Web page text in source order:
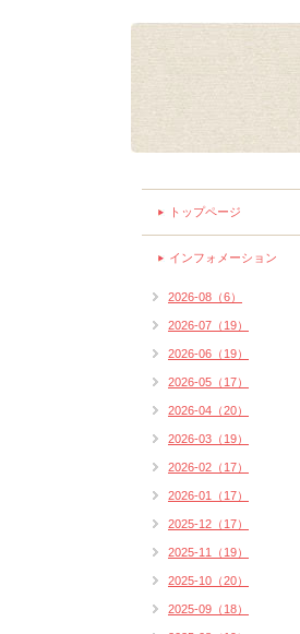
トップページ
インフォメーション
2026-08（6）
2026-07（19）
2026-06（19）
2026-05（17）
2026-04（20）
2026-03（19）
2026-02（17）
2026-01（17）
2025-12（17）
2025-11（19）
2025-10（20）
2025-09（18）